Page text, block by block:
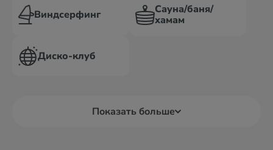
Виндсерфинг
Сауна/баня/
хамам
Диско-клуб
Показать больше